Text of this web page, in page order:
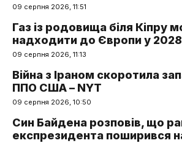
09 серпня 2026, 11:51
Газ із родовища біля Кіпру
надходити до Європи у 2028
09 серпня 2026, 11:13
Війна з Іраном скоротила
ППО США – NYT
09 серпня 2026, 10:50
Син Байдена розповів, що
експрезидента поширився